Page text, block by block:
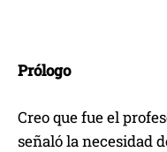
Prólogo
Creo que fue el
señaló la necesidad